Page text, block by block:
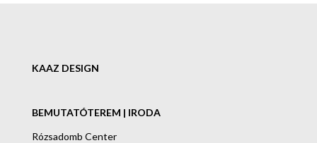
KAAZ DESIGN
BEMUTATÓTEREM | IRODA
Rózsadomb Center